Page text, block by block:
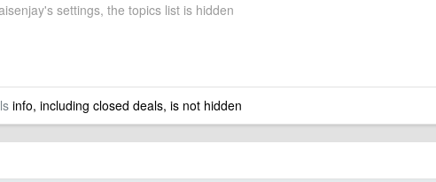
settings, the topics list is hidden
info, including closed deals, is not hidden